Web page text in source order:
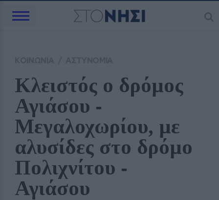
Κλειστός ο δρόμος
Αγιάσου ‑
Μεγαλοχωρίου, με
αλυσίδες στο δρόμο
Πολιχνίτου ‑
Αγιάσου